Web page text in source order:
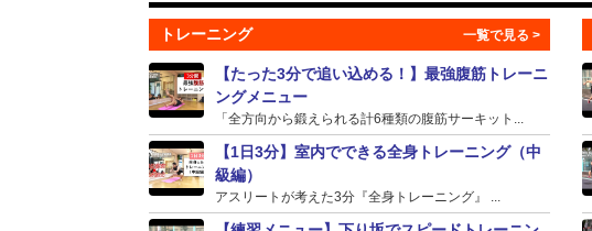
トレーニング
【たった3分で追い込める！】最強腹筋トレーニ
ングメニュー
「全方向から鍛えられる計6種類の腹筋サーキット...
【1日3分】室内でできる全身トレーニング（中
級編）
アスリートが考えた3分『全身トレーニング』 ...